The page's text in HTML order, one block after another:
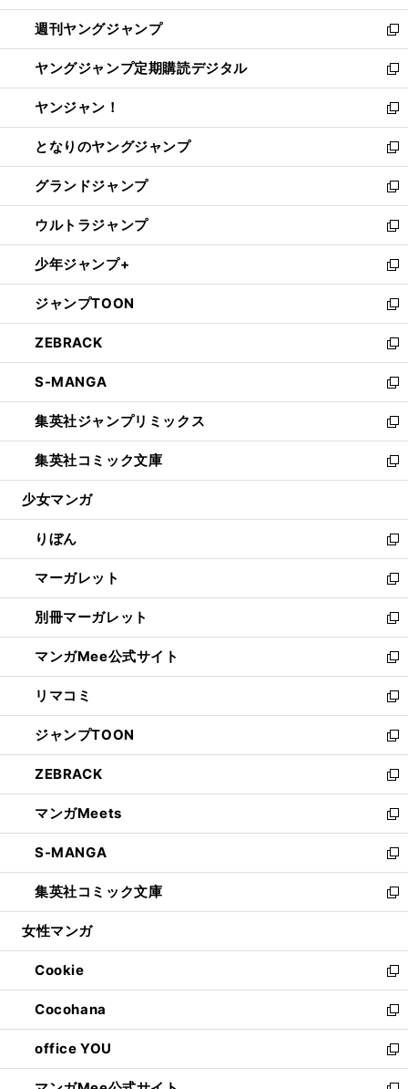
開
く
ウ
で
開
く
ン
ド
ウ
で
開
く
ウ
ィ
ン
ド
ウ
で
開
く
週刊ヤングジャンプ
新
し
い
ウ
ィ
ン
ド
ウ
で
開
く
ヤングジャンプ定期購読デジタル
新
し
い
ウ
ィ
ン
ド
ウ
で
開
く
ヤンジャン！
新
し
い
ウ
ィ
ン
ド
ウ
で
開
く
となりのヤングジャンプ
新
し
い
ウ
ィ
ン
ド
ウ
で
開
く
グランドジャンプ
新
し
い
ウ
ィ
ン
ド
ウ
で
開
く
ウルトラジャンプ
新
し
い
ウ
ィ
ン
ド
ウ
で
開
く
少年ジャンプ+
新
し
い
ウ
ィ
ン
ド
ウ
で
開
く
ジャンプTOON
新
し
い
ウ
ィ
ン
ド
ウ
で
開
ZEBRACK
新
し
い
ウ
ィ
ン
ド
ウ
開
く
S-MANGA
新
し
い
ウ
ィ
ン
ウ
で
開
く
集英社ジャンプリミックス
新
し
い
ウ
ン
ド
ウ
で
開
く
集英社コミック文庫
新
し
ウ
ィ
ン
ド
ウ
で
開
く
少女マンガ
りぼん
新
し
い
ウ
ィ
ン
ド
ウ
で
開
く
マーガレット
新
し
い
ウ
ィ
ン
ド
ウ
で
開
く
別冊マーガレット
新
し
い
ウ
ィ
ン
ド
ウ
で
開
く
マンガMee公式サイト
新
し
い
ウ
ィ
ン
ド
ウ
で
開
く
リマコミ
新
し
い
ウ
ィ
ン
ド
ウ
で
開
く
ジャンプTOON
新
し
い
ウ
ィ
ン
ド
ウ
で
開
ZEBRACK
新
し
い
ウ
ィ
ン
ド
ウ
開
く
マンガMeets
新
し
い
ウ
ィ
ン
ウ
で
開
く
S-MANGA
新
し
い
ウ
ン
ド
ウ
で
開
く
集英社コミック文庫
新
し
ウ
ィ
ン
ド
ウ
で
開
女性マンガ
Cookie
新
し
い
ウ
ィ
ン
Cocohana
新
し
い
ウ
office YOU
新
し